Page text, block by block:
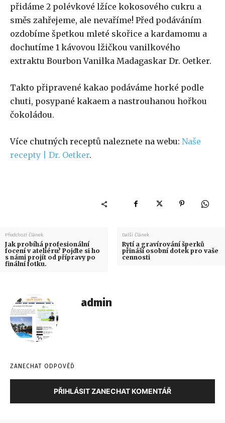
přidáme 2 polévkové lžíce kokosového cukru a
směs zahřejeme, ale nevaříme! Před podáváním
ozdobíme špetkou mleté skořice a kardamomu a
dochutíme 1 kávovou lžičkou vanilkového
extraktu Bourbon Vanilka Madagaskar Dr. Oetker.
Takto připravené kakao podáváme horké podle
chuti, posypané kakaem a nastrouhanou hořkou
čokoládou.
Více chutných receptů naleznete na webu: Naše
recepty | Dr. Oetker.
Předchozí článek
Jak probíhá profesionální
focení v ateliéru? Pojďte si ho
s námi projít od přípravy po
finální fotku.
Další článek
Rytí a gravírování šperků
přináší osobní dotek pro vaše
cennosti
admin
ZANECHAT ODPOVĚĎ
PŘIHLÁSIT ZANECHAT KOMENTÁŘ